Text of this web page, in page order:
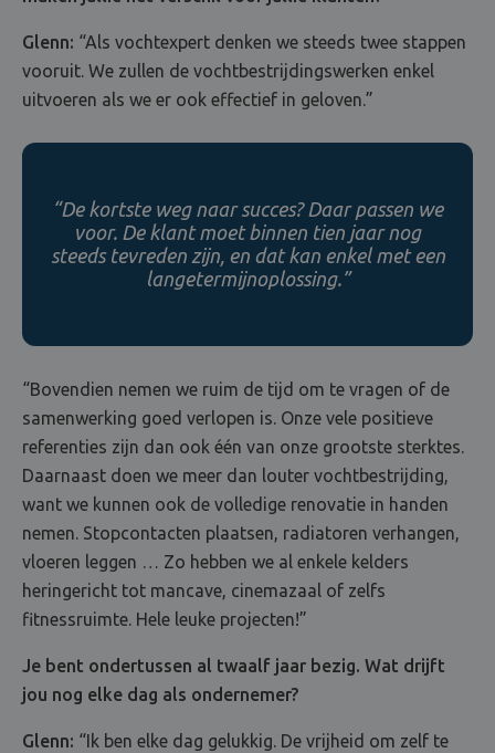
Glenn: “Als vochtexpert denken we steeds twee stappen
vooruit. We zullen de vochtbestrijdingswerken enkel
uitvoeren als we er ook effectief in geloven.”
“De kortste weg naar succes? Daar passen we
voor. De klant moet binnen tien jaar nog
steeds tevreden zijn, en dat kan enkel met een
langetermijnoplossing.”
“Bovendien nemen we ruim de tijd om te vragen of de
samenwerking goed verlopen is. Onze vele positieve
referenties zijn dan ook één van onze grootste sterktes.
Daarnaast doen we meer dan louter vochtbestrijding,
want we kunnen ook de volledige renovatie in handen
nemen. Stopcontacten plaatsen, radiatoren verhangen,
vloeren leggen … Zo hebben we al enkele kelders
heringericht tot mancave, cinemazaal of zelfs
fitnessruimte. Hele leuke projecten!”
Je bent ondertussen al twaalf jaar bezig. Wat drijft
jou nog elke dag als ondernemer?
Glenn: “Ik ben elke dag gelukkig. De vrijheid om zelf te